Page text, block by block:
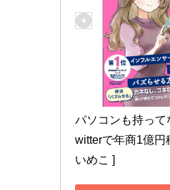
パソコンも持っ
witterで年商1億円
いめこ ]